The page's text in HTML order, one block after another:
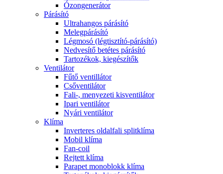
Ózongenerátor
Párásító
Ultrahangos párásító
Melegpárásító
Légmosó (légtisztító-párásító)
Nedvesítő betétes párásító
Tartozékok, kiegészítők
Ventilátor
Fűtő ventillátor
Csőventilátor
Fali-, menyezeti kisventilátor
Ipari ventilátor
Nyári ventilátor
Klíma
Inverteres oldalfali splitklíma
Mobil klíma
Fan-coil
Rejtett klíma
Parapet monoblokk klíma